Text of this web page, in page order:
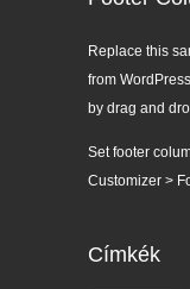
Replace this
from
by drag and
Set footer
Customizer >
Címkék